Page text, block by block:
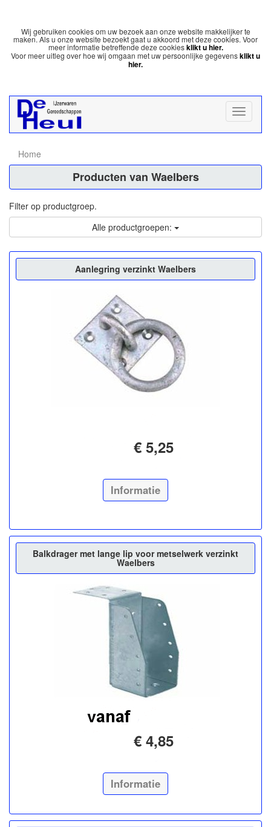
Wij gebruiken cookies om uw bezoek aan onze website makkelijker te
maken. Als u onze website bezoekt gaat u akkoord met deze cookies. Voor
meer informatie betreffende deze cookiesklikt u hier.
Voor meer uitleg over hoe wij omgaan met uw persoonlijke gegevensklikt u
hier.
Home
Producten van Waelbers
Filter op productgroep.
Alle productgroepen:
Aanlegring verzinkt Waelbers
€ 5,25
Informatie
Balkdrager met lange lip voor metselwerk verzinkt
Waelbers
€ 4,85
Informatie